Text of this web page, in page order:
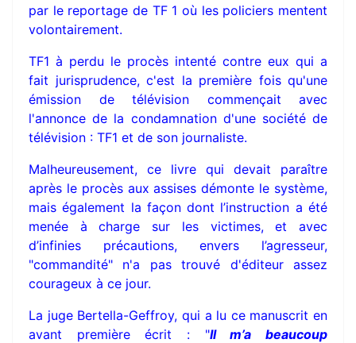
par le reportage de TF 1 où les policiers mentent
volontairement.
TF1 à perdu le procès intenté contre eux qui a
fait jurisprudence, c'est la première fois qu'une
émission de télévision commençait avec
l'annonce de la condamnation d'une société de
télévision : TF1 et de son journaliste.
Malheureusement, ce livre qui devait paraître
après le procès aux assises démonte le système,
mais également la façon dont l’instruction a été
menée à charge sur les victimes, et avec
d’infinies précautions, envers l’agresseur,
"commandité" n'a pas trouvé d'éditeur assez
courageux à ce jour.
La juge Bertella-Geffroy, qui a lu ce manuscrit en
avant première écrit : "Il m’a beaucoup